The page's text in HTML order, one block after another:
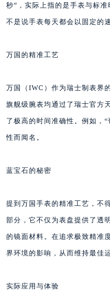
秒”，实际上指的是手表与标
不是说手表每天都会以固定的
万国的精准工艺
万国（IWC）作为瑞士制表界
旗舰级腕表均通过了瑞士官方
了极高的时间准确性。例如，
性而闻名。
蓝宝石的秘密
提到万国手表的精准工艺，不
部分，它不仅为表盘提供了透
的镜面材料。在追求极致精准
界环境的影响，从而维持最佳
实际应用与体验